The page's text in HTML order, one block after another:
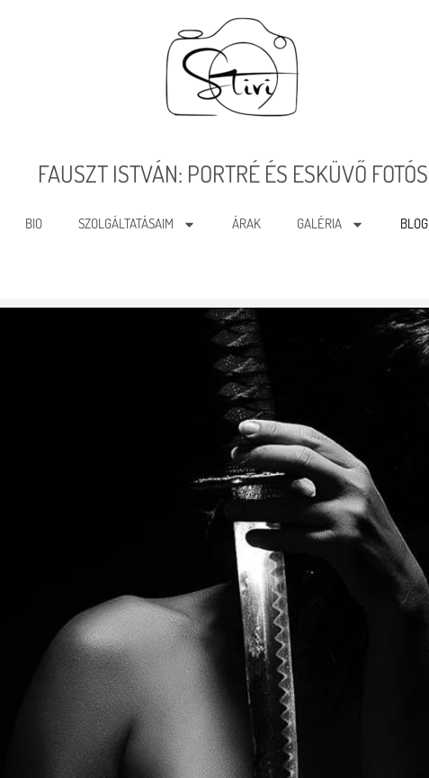
FAUSZT ISTVÁN: PORTRÉ ÉS ESKÜVŐ FOTÓS
BIO SZOLGÁLTATÁSAIM ÁRAK GALÉRIA BLOG